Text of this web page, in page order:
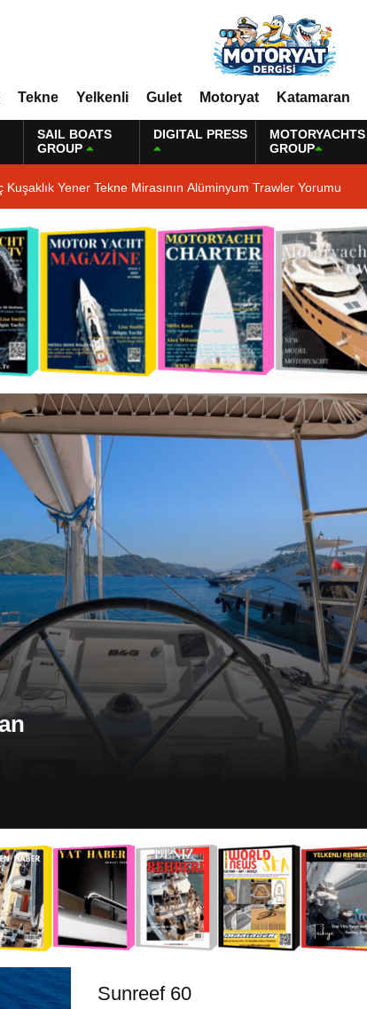
Tekne Yelkenli Gulet Motoryat Katamaran
SAIL BOATS
GROUP
DIGITAL PRESS
MOTORYACHTS
GROUP
Kuşaklık Yener Tekne Mirasının Alüminyum Trawler Yorumu
Sunreef 60